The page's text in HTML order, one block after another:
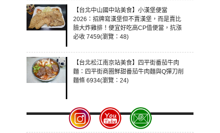
【台北中山國中站美食】小漢堡便當
2026：招牌寫漢堡但不賣漢堡，而是賣比
臉大炸雞排！便宜好吃高CP值便當，抗漲
必收 7459(瀏覽：48)
【台北松江南京站美食】四平街番茄牛肉
麵：四平街商圈鮮甜番茄牛肉麵與Q彈刀削
麵條 6934(瀏覽：24)